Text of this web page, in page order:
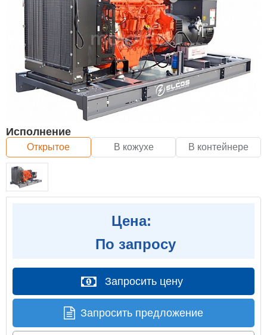
Исполнение
Открытое В кожухе В контейнере
Цена:
По запросу
Запросить цену
Запросить предложение